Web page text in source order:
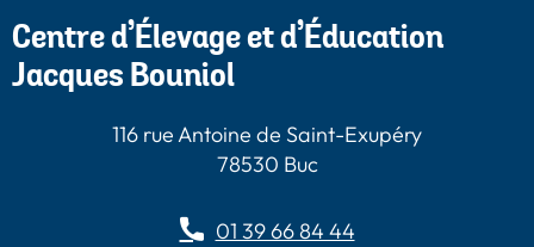
Centre d’Élevage et d’Éducation
Jacques Bouniol
116 rue Antoine de Saint-Exupéry
78530 Buc
01 39 66 84 44